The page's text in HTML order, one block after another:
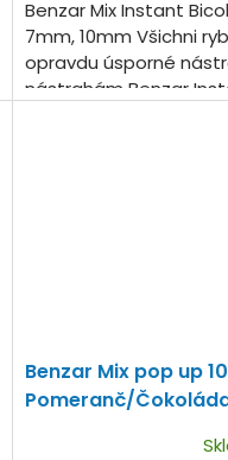
Benzar Mix Instant
7mm, 10mm Všichni
opravdu úsporné
nástrahám Benzar
každý může
Benzar Mix pop up
Pomeranč/